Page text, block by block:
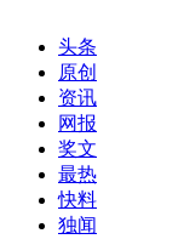
头条
原创
资讯
网报
奖文
最热
快料
独闻